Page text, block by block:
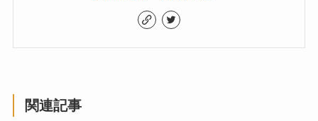
関連記事